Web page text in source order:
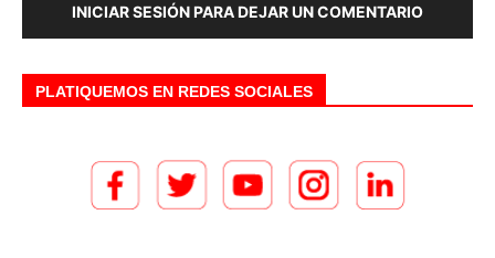
INICIAR SESIÓN PARA DEJAR UN COMENTARIO
PLATIQUEMOS EN REDES SOCIALES